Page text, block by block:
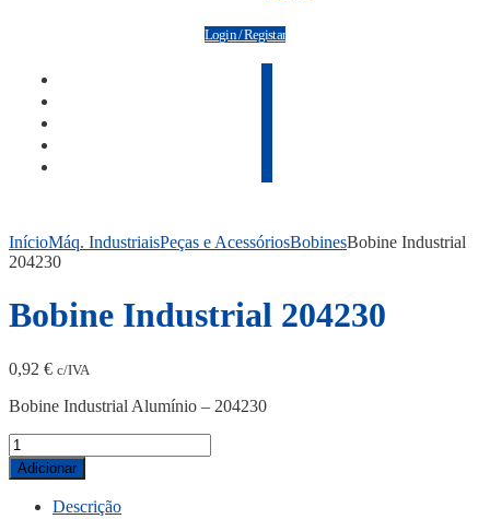
Login / Registar
InícioMáq. IndustriaisPeças e AcessóriosBobinesBobine Industrial
204230
Bobine Industrial 204230
0,92 € c/IVA
Bobine Industrial Alumínio – 204230
Quantidade
de
Bobine
Industrial
204230
Adicionar
Descrição